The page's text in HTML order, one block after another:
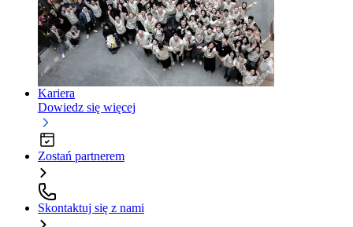
Kariera
Dowiedz się więcej
Zostań partnerem
Skontaktuj się z nami